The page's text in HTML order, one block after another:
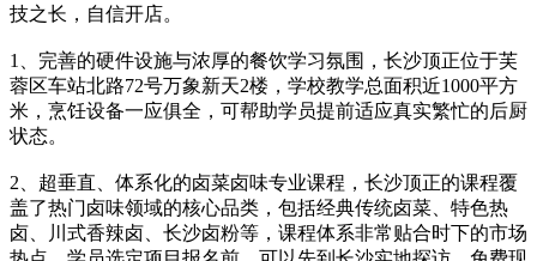
技之长，自信开店。
1、完善的硬件设施与浓厚的餐饮学习氛围，长沙顶正位于芙
蓉区车站北路72号万象新天2楼，学校教学总面积近1000平方
米，烹饪设备一应俱全，可帮助学员提前适应真实繁忙的后厨
状态。
2、超垂直、体系化的卤菜卤味专业课程，长沙顶正的课程覆
盖了热门卤味领域的核心品类，包括经典传统卤菜、特色热
卤、川式香辣卤、长沙卤粉等，课程体系非常贴合时下的市场